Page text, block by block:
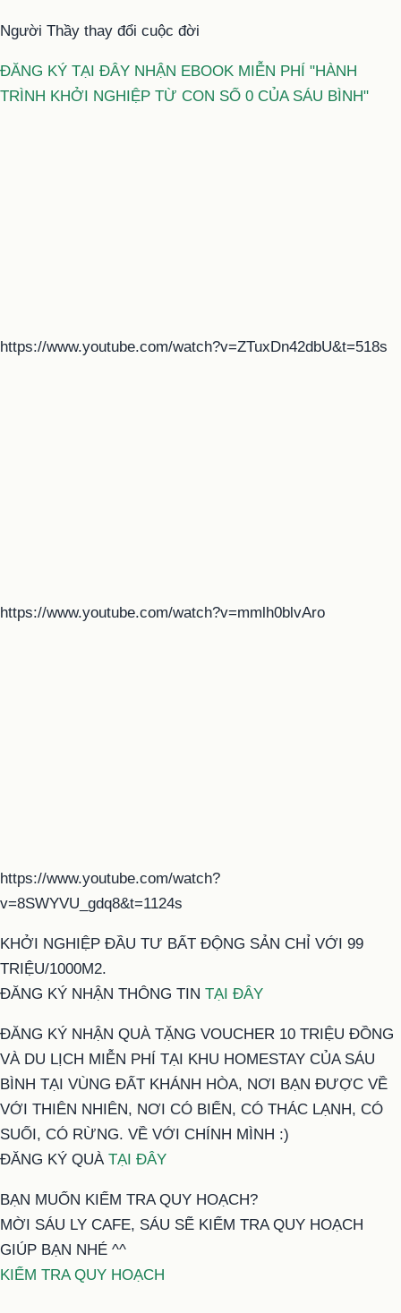
Người Thầy thay đổi cuộc đời
ĐĂNG KÝ TẠI ĐÂY NHẬN EBOOK MIỄN PHÍ "HÀNH
TRÌNH KHỞI NGHIỆP TỪ CON SỐ 0 CỦA SÁU BÌNH"
https://www.youtube.com/watch?v=ZTuxDn42dbU&t=518s
https://www.youtube.com/watch?v=mmlh0blvAro
https://www.youtube.com/watch?
v=8SWYVU_gdq8&t=1124s
KHỞI NGHIỆP ĐẦU TƯ BẤT ĐỘNG SẢN CHỈ VỚI 99
TRIỆU/1000M2.
ĐĂNG KÝ NHẬN THÔNG TIN TẠI ĐÂY
ĐĂNG KÝ NHẬN QUÀ TẶNG VOUCHER 10 TRIỆU ĐỒNG
VÀ DU LỊCH MIỄN PHÍ TẠI KHU HOMESTAY CỦA SÁU
BÌNH TẠI VÙNG ĐẤT KHÁNH HÒA, NƠI BẠN ĐƯỢC VỀ
VỚI THIÊN NHIÊN, NƠI CÓ BIỂN, CÓ THÁC LẠNH, CÓ
SUỐI, CÓ RỪNG. VỀ VỚI CHÍNH MÌNH :)
ĐĂNG KÝ QUÀ TẠI ĐÂY
BẠN MUỐN KIỂM TRA QUY HOẠCH?
MỜI SÁU LY CAFE, SÁU SẼ KIỂM TRA QUY HOẠCH
GIÚP BẠN NHÉ ^^
KIỂM TRA QUY HOẠCH